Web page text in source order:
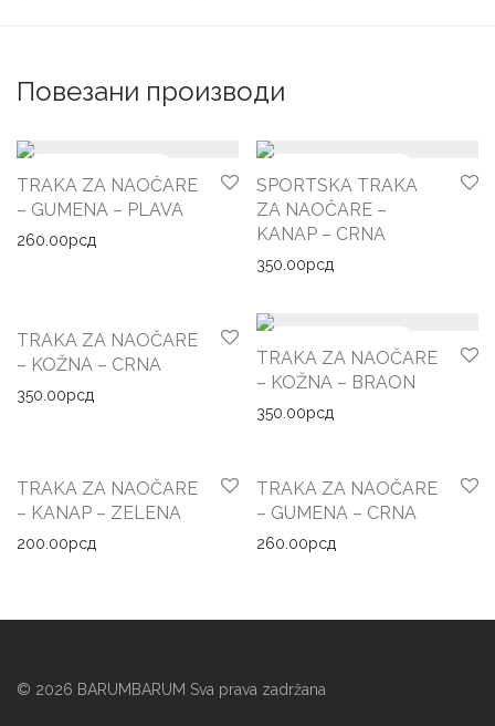
Повезани производи
TRAKA ZA NAOČARE
– GUMENA – PLAVA
260.00рсд
SPORTSKA TRAKA
ZA NAOČARE –
KANAP – CRNA
350.00рсд
TRAKA ZA NAOČARE
– KOŽNA – CRNA
350.00рсд
TRAKA ZA NAOČARE
– KOŽNA – BRAON
350.00рсд
TRAKA ZA NAOČARE
– KANAP – ZELENA
200.00рсд
TRAKA ZA NAOČARE
– GUMENA – CRNA
260.00рсд
© 2026 BARUMBARUM Sva prava zadržana